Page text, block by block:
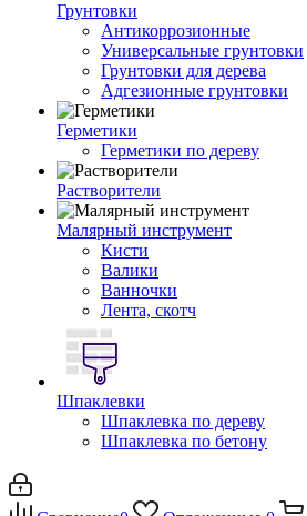
Грунтовки
Антикоррозионные
Универсальные грунтовки
Грунтовки для дерева
Адгезионные грунтовки
Герметики
Герметики по дереву
Растворители
Малярный инструмент
Кисти
Валики
Ванночки
Лента, скотч
Шпаклевки
Шпаклевка по дереву
Шпаклевка по бетону